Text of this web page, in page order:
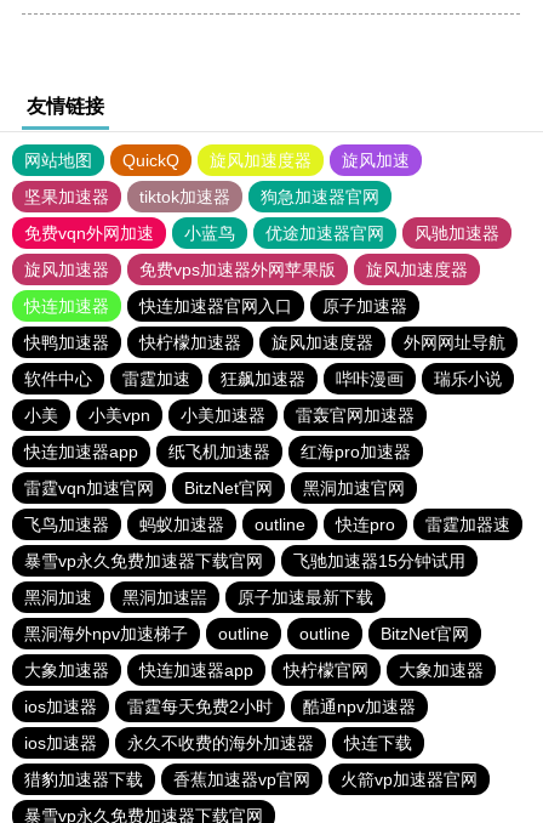
友情链接
网站地图 QuickQ 旋风加速度器
旋风加速
坚果加速器
tiktok加速器
狗急加速器官网
免费vqn外网加速
小蓝鸟 优途加速器官网
风驰加速器
旋风加速器
免费vps加速器外网苹果版
旋风加速度器
快连加速器
快连加速器官网入口
原子加速器
快鸭加速器
快柠檬加速器 旋风加速度器
外网网址导航
软件中心
雷霆加速 狂飙加速器 哔咔漫画
瑞乐小说
小美
小美vpn 小美加速器
雷轰官网加速器
快连加速器app
纸飞机加速器
红海pro加速器
雷霆vqn加速官网
BitzNet官网
黑洞加速官网
飞鸟加速器
蚂蚁加速器 outline 快连pro
雷霆加器速
暴雪vp永久免费加速器下载官网
飞驰加速器15分钟试用
黑洞加速
黑洞加速噐
原子加速最新下载
黑洞海外npv加速梯子
outline outline
BitzNet官网
大象加速器
快连加速器app 快柠檬官网
大象加速器
ios加速器
雷霆每天免费2小时
酷通npv加速器
ios加速器
永久不收费的海外加速器
快连下载
猎豹加速器下载
香蕉加速器vp官网
火箭vp加速器官网
暴雪vp永久免费加速器下载官网